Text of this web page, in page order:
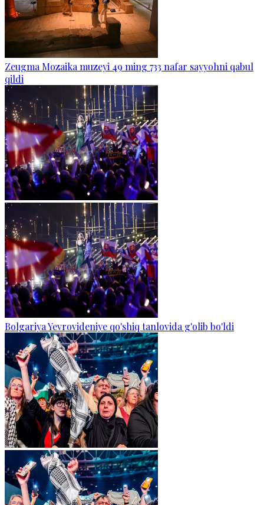
Zeugma Mozaika muzeyi 49 ming 733 nafar sayyohni qabul
qildi
Bolgariya Yevrovideniye qo'shiq tanlovida g'olib bo'ldi